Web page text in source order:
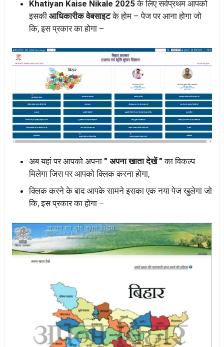
Khatiyan Kaise Nikale 2025के लिए सर्वप्रथम आपको
इसकी आधिकारीक वेबसाइटके होम – पेज पर आना होगा जो
कि, इस प्रकार का होगा –
अब यहां पर आपको अपना ” अपना खाता देखें ”का विकल्प
मिलेगा जिस पर आपको क्लिक करना होगा,
क्लिक करने के बाद आपके सामने इसका एक नया पेज खुलेगा जो
कि, इस प्रकार का होगा –